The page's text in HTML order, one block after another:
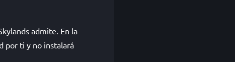
admite. En la
por ti y no instalará